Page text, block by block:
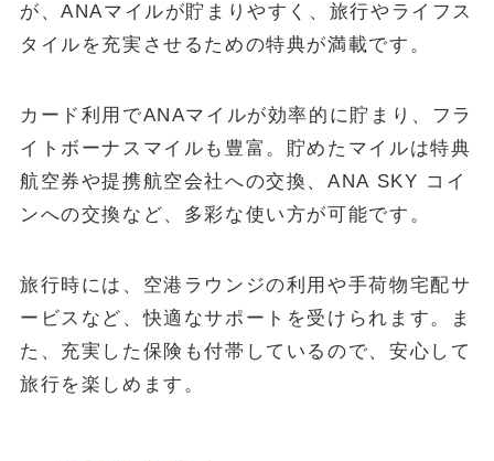
が、ANAマイルが貯まりやすく、旅行やライフス
タイルを充実させるための特典が満載です。
カード利用でANAマイルが効率的に貯まり、フラ
イトボーナスマイルも豊富。貯めたマイルは特典
航空券や提携航空会社への交換、ANA SKY コイ
ンへの交換など、多彩な使い方が可能です。
旅行時には、空港ラウンジの利用や手荷物宅配サ
ービスなど、快適なサポートを受けられます。ま
た、充実した保険も付帯しているので、安心して
旅行を楽しめます。